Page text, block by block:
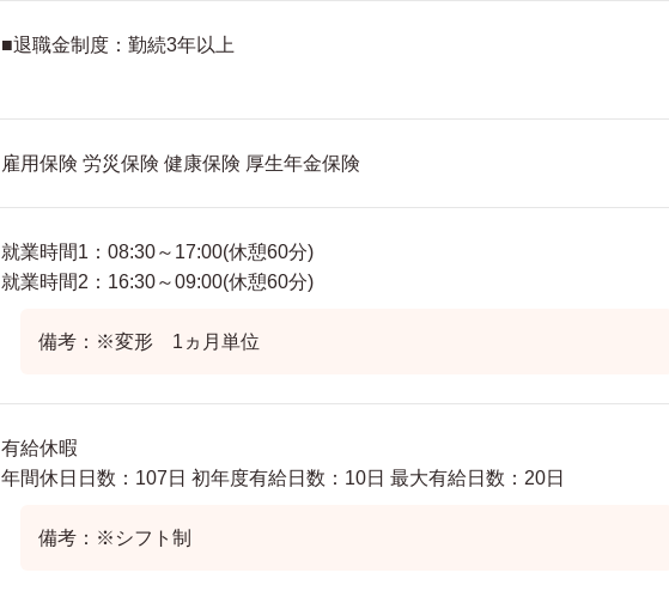
■退職金制度：勤続3年以上
雇用保険 労災保険 健康保険 厚生年金保険
就業時間1：08:30～17:00(休憩60分)
就業時間2：16:30～09:00(休憩60分)
備考：※変形 1ヵ月単位
有給休暇
年間休日日数：107日 初年度有給日数：10日 最大有給日数：20日
備考：※シフト制